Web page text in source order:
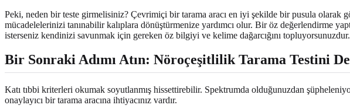
Peki, neden bir teste girmelisiniz? Çevrimiçi bir tarama aracı en iyi şekilde bir pusula
mücadelelerinizi tanınabilir kalıplara dönüştürmenize yardımcı olur. Bir öz değerlendirme
isterseniz kendinizi savunmak için gereken öz bilgiyi ve kelime dağarcığını topluyorsunuzdur.
Bir Sonraki Adımı Atın: Nöroçeşitlilik Tarama Testini
Katı tıbbi kriterleri okumak soyutlanmış hissettirebilir. Spektrumda olduğunuzdan
onaylayıcı bir tarama aracına ihtiyacınız vardır.